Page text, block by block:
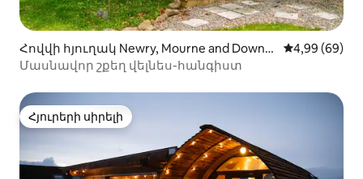
Հովվի հյուղակ Newry, Mourne and Down-
ում
Միջին
4,99 (69)
Մասնավոր շքեղ վելնես-հանգիստ
Հյուրերի սիրելի
Հյուրերի սիրելի